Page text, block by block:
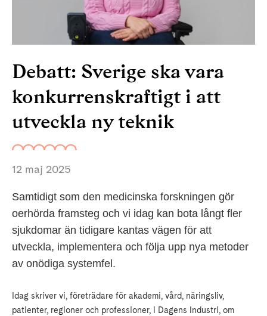
Debatt: Sverige ska vara
konkurrenskraftigt i att
utveckla ny teknik
12 maj 2025
Samtidigt som den medicinska forskningen gör
oerhörda framsteg och vi idag kan bota långt fler
sjukdomar än tidigare kantas vägen för att
utveckla, implementera och följa upp nya metoder
av onödiga systemfel.
Idag skriver vi, företrädare för akademi, vård, näringsliv,
patienter, regioner och professioner, i Dagens Industri, om